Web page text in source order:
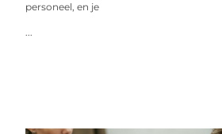
personeel, en je
...